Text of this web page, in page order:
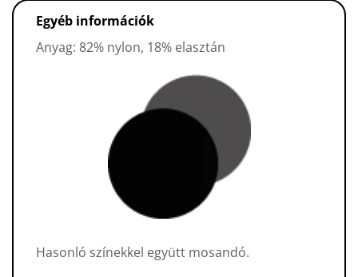
Egyéb információk
Anyag: 82% nylon, 18% elasztán
Hasonló színekkel együtt mosandó.